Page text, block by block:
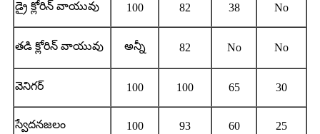
డ్రై క్లోరిన్ వాయువు 100 82 38 No
తడి క్లోరిన్ వాయువు అన్నీ 82 No No
వెనిగర్ 100 100 65 30
స్వేదనజలం 100 93 60 25